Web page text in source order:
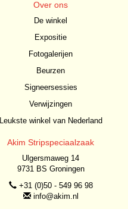
Over ons
De winkel
Expositie
Fotogalerijen
Beurzen
Signeersessies
Verwijzingen
Leukste winkel van Nederland
Akim Stripspeciaalzaak
Ulgersmaweg 14
9731 BS Groningen
+31 (0)50 - 549 96 98
info@akim.nl